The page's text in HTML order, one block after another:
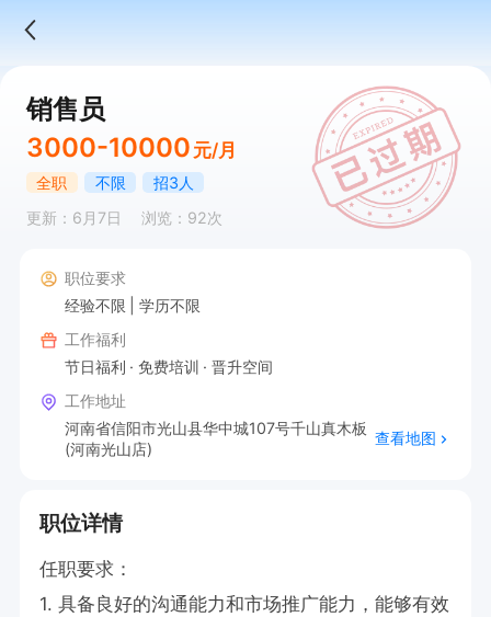
销售员
3000-10000 元/月
全职 不限
招3人
更新：6月7日
浏览：92次
职位要求
经验不限
学历不限
工作福利
节日福利
免费培训
晋升空间
工作地址
河南省信阳市光山县华中城107号千山真木板
(河南光山店)
查看地图
职位详情
任职要求：
1. 具备良好的沟通能力和市场推广能力，能够有效